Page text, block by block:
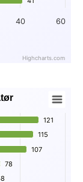
40 60
Highcharts.com
from 64 to
121
121
115
115
107
107
78
78